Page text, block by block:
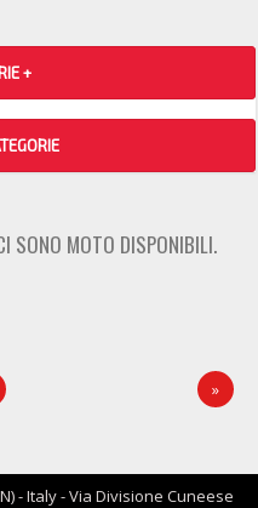
+
SONO MOTO DISPONIBILI.
»
- Italy - Via Divisione Cuneese